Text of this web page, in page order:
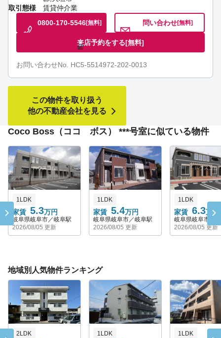
取引態様
賃貸仲介業
0800-170-5546[無料] 問い合わせ[無料]
来店予約をする[無料]
お問い合わせNo. HC5-5514972-202-0013
この物件を取り扱う
他の不動産会社を見る
Coco Boss（ココ ボス） ***号室に似ている物件
家賃 5.3万円
1LDK
岐阜県岐阜市／岐阜駅
2026/08/05 更新
家賃 5.4万円
1LDK
岐阜県岐阜市／岐阜駅
2026/08/05 更新
家賃 6.3万円
1LDK
岐阜県岐阜市／
2026/08/05 更新
地域別人気物件ランキング
2LDK 1LDK 1LDK